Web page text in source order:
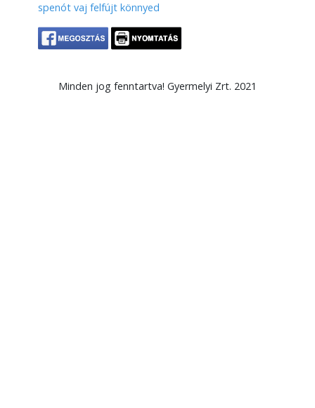
spenót vaj felfújt könnyed
Minden jog fenntartva! Gyermelyi Zrt. 2021